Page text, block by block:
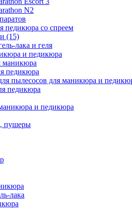
N2
педикюра со спреем
(15)
лака и геля
и педикюра
маникюра
педикюра
пылесосов для маникюра и
педикюра
и педикюра
пушеры
лака